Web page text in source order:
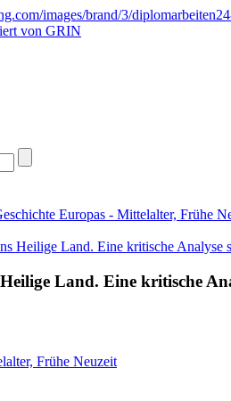
Europas - Mittelalter, Frühe
Land. Eine kritische
Frühe Neuzeit